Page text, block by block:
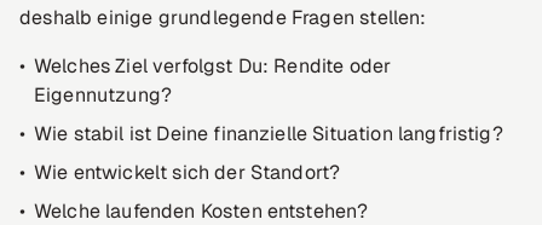
deshalb einige grundlegende Fragen stellen:
Welches Ziel verfolgst Du: Rendite oder
Eigennutzung?
Wie stabil ist Deine finanzielle Situation langfristig?
Wie entwickelt sich der Standort?
Welche laufenden Kosten entstehen?